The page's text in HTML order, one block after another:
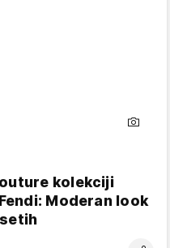
kolekciji
Moderan look